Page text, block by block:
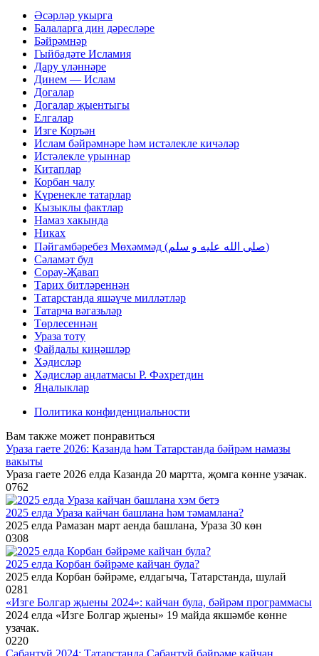
Әсәрләр укырга
Балаларга дин дәресләре
Бәйрәмнәр
Гыйбадәте Исламия
Дару үләннәре
Динем — Ислам
Догалар
Догалар җыентыгы
Елгалар
Изге Коръән
Ислам бәйрәмнәре һәм истәлекле кичәләр
Истәлекле урыннар
Китаплар
Корбан чалу
Күренекле татарлар
Кызыклы фактлар
Намаз хакында
Никах
Пәйгамбәребез Мөхәммәд (صلى الله عليه و سلم)
Сәламәт бул
Сорау-Җавап
Тарих битләреннән
Татарстанда яшәүче милләтләр
Татарча вәгазьләр
Төрлесеннән
Ураза тоту
Файдалы киңәшләр
Хәдисләр
Хәдисләр аңлатмасы Р. Фәхретдин
Яңалыклар
Политика конфиденциальности
Вам также может понравиться
Ураза гаете 2026: Казанда һәм Татарстанда бәйрәм намазы
вакыты
Ураза гаете 2026 елда Казанда 20 мартта, җомга көнне узачак.
0762
2025 елда Ураза кайчан башлана һәм тәмамлана?
2025 елда Рамазан март аенда башлана, Ураза 30 көн
0308
2025 елда Корбан бәйрәме кайчан була?
2025 елда Корбан бәйрәме, елдагыча, Татарстанда, шулай
0281
«Изге Болгар җыены 2024»: кайчан була, бәйрәм программасы
2024 елда «Изге Болгар җыены» 19 майда якшәмбе көнне
узачак.
0220
Сабантуй 2024: Татарстанда Сабантуй бәйрәме кайчан